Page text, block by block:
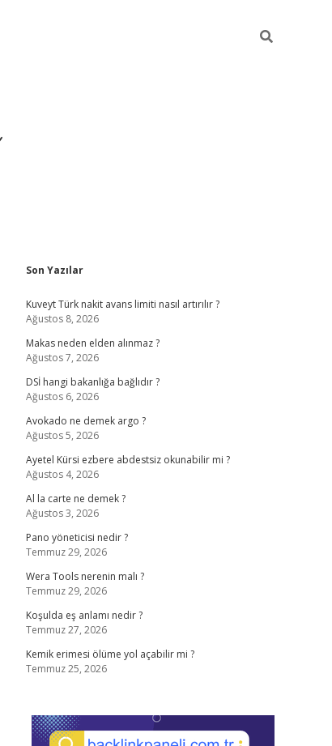
Sidebar
Son Yazılar
Kuveyt Türk nakit avans limiti nasıl artırılır ?
Ağustos 8, 2026
Makas neden elden alınmaz ?
Ağustos 7, 2026
DSİ hangi bakanlığa bağlıdır ?
Ağustos 6, 2026
Avokado ne demek argo ?
Ağustos 5, 2026
Ayetel Kürsi ezbere abdestsiz okunabilir mi ?
Ağustos 4, 2026
Al la carte ne demek ?
Ağustos 3, 2026
Pano yöneticisi nedir ?
Temmuz 29, 2026
Wera Tools nerenin malı ?
Temmuz 29, 2026
Koşulda eş anlamı nedir ?
Temmuz 27, 2026
Kemik erimesi ölüme yol açabilir mi ?
Temmuz 25, 2026